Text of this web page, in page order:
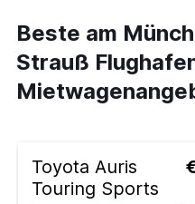
Beste am
Strauß
Toyota Auris
Touring Sports